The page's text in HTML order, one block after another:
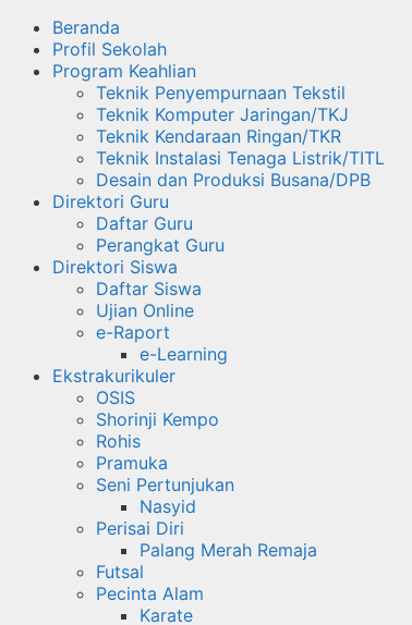
Beranda
Profil Sekolah
Program Keahlian
Teknik Penyempurnaan Tekstil
Teknik Komputer Jaringan/TKJ
Teknik Kendaraan Ringan/TKR
Teknik Instalasi Tenaga Listrik/TITL
Desain dan Produksi Busana/DPB
Direktori Guru
Daftar Guru
Perangkat Guru
Direktori Siswa
Daftar Siswa
Ujian Online
e-Raport
e-Learning
Ekstrakurikuler
OSIS
Shorinji Kempo
Rohis
Pramuka
Seni Pertunjukan
Nasyid
Perisai Diri
Palang Merah Remaja
Futsal
Pecinta Alam
Karate